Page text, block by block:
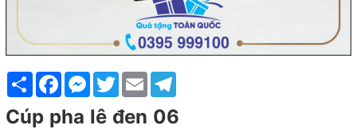
Share FacebookMessenger
TwitterEmail
Cúp pha lê đen 06